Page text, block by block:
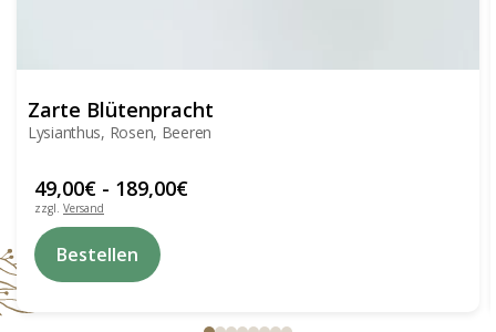
Zarte Blütenpracht
Lysianthus, Rosen, Beeren
49,00€ - 189,00€
zzgl. Versand
Bestellen
Produkt